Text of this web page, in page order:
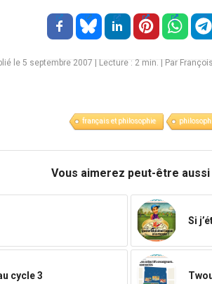
le 5 septembre 2007|Lecture : 2 min. | Par
français et philosophie
Vous aimerez peut-être aussi
Si
cycle 3